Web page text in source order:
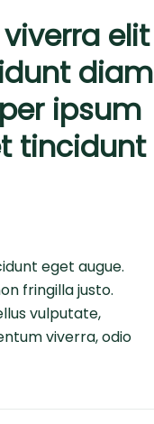
elit
diam
ipsum
tincidunt
eget augue.
fringilla justo.
vulputate,
viverra, odio